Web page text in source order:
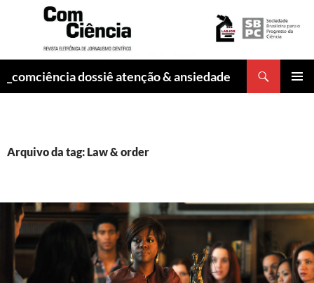
_comciência dossiê atenção & ansiedade
Arquivo da tag: Law & order